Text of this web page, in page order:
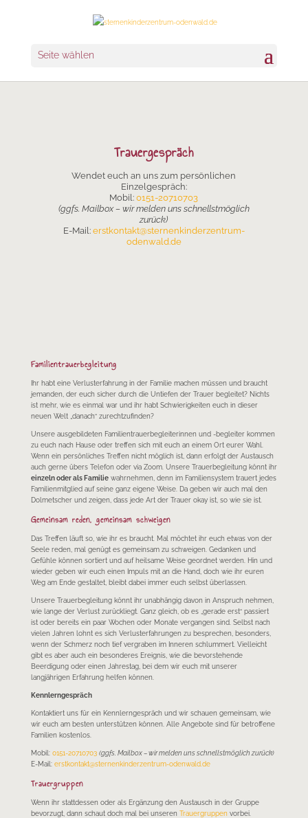
Seite wählen
Trauergespräch
Wendet euch an uns zum persönlichen
Einzelgespräch:
Mobil:0151-20710703
(ggfs. Mailbox – wir melden uns schnellstmöglich
zurück)
E-Mail: erstkontakt@sternenkinderzentrum-
odenwald.de
Familientrauerbegleitung
Ihr habt eine Verlusterfahrung in der Familie machen müssen und braucht
jemanden, der euch sicher durch die Untiefen der Trauer begleitet? Nichts
ist mehr, wie es einmal war und ihr habt Schwierigkeiten euch in dieser
neuen Welt „danach“ zurechtzufinden?
Unsere ausgebildeten Familientrauerbegleiterinnen und -begleiter kommen
zu euch nach Hause oder treffen sich mit euch an einem Ort eurer Wahl.
Wenn ein persönliches Treffen nicht möglich ist, dann erfolgt der Austausch
auch gerne übers Telefon oder via Zoom. Unsere Trauerbegleitung könnt ihr
einzeln oder als Familiewahrnehmen, denn im Familiensystem trauert jedes
Familienmitglied auf seine ganz eigene Weise. Da geben wir auch mal den
Dolmetscher und zeigen, dass jede Art der Trauer okay ist, so wie sie ist.
Gemeinsam reden, gemeinsam schweigen
Das Treffen läuft so, wie ihr es braucht. Mal möchtet ihr euch etwas von der
Seele reden, mal genügt es gemeinsam zu schweigen. Gedanken und
Gefühle können sortiert und auf heilsame Weise geordnet werden. Hin und
wieder geben wir euch einen Impuls mit an die Hand, doch wie ihr euren
Weg am Ende gestaltet, bleibt dabei immer euch selbst überlassen.
Unsere Trauerbegleitung könnt ihr unabhängig davon in Anspruch nehmen,
wie lange der Verlust zurückliegt. Ganz gleich, ob es „gerade erst“ passiert
ist oder bereits ein paar Wochen oder Monate vergangen sind. Selbst nach
vielen Jahren lohnt es sich Verlusterfahrungen zu besprechen, besonders,
wenn der Schmerz noch tief vergraben im Inneren schlummert. Vielleicht
gibt es aber auch ein besonderes Ereignis, wie die bevorstehende
Beerdigung oder einen Jahrestag, bei dem wir euch mit unserer
langjährigen Erfahrung helfen können.
Kennlerngespräch
Kontaktiert uns für ein Kennlerngespräch und wir schauen gemeinsam, wie
wir euch am besten unterstützen können. Alle Angebote sind für betroffene
Familien kostenlos.
Mobil: 0151-20710703 (ggfs. Mailbox – wir melden uns schnellstmöglich zurück)
E-Mail: erstkontakt@sternenkinderzentrum-odenwald.de
Trauergruppen
Wenn ihr stattdessen oder als Ergänzung den Austausch in der Gruppe
bevorzugt, dann schaut doch mal bei unseren Trauergruppenvorbei.